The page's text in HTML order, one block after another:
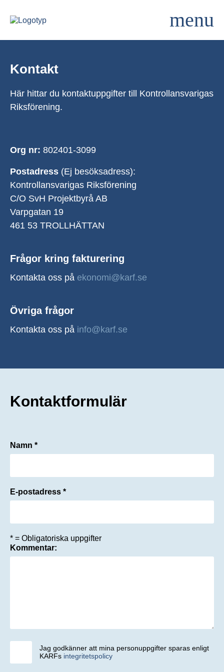
Kontakt
Här hittar du kontaktuppgifter till Kontrollansvarigas
Riksförening.
Org nr: 802401-3099
Postadress (Ej besöksadress):
Kontrollansvarigas Riksförening
C/O SvH Projektbyrå AB
Varpgatan 19
461 53 TROLLHÄTTAN
Frågor kring fakturering
Kontakta oss på ekonomi@karf.se
Övriga frågor
Kontakta oss på info@karf.se
Kontaktformulär
Namn *
E-postadress *
* = Obligatoriska uppgifter
Kommentar:
Jag godkänner att mina personuppgifter sparas enligt
KARFs integritetspolicy